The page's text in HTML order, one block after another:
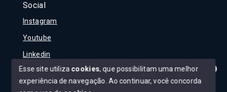
Olá! Tudo bem?
Social
Instagram
Youtube
Linkedin
Esse site utiliza cookies, que possibilitam uma melhor
experiência de navegação. Ao continuar, você concorda